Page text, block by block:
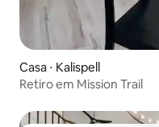
Casa ⋅ Kalispell
Retiro em Mission Trail